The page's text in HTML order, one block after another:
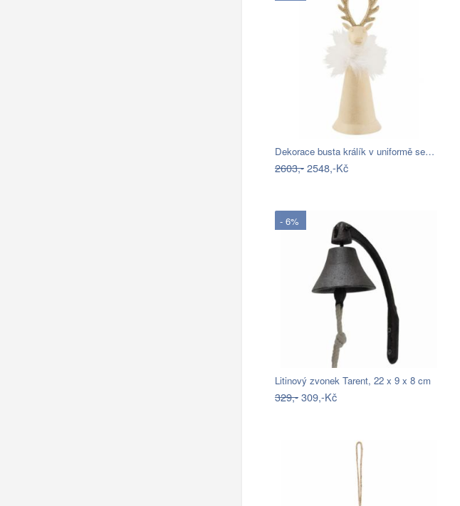
Dekorace busta králík v uniformě se…
2603,-2548,-Kč
- 6%
Litinový zvonek Tarent, 22 x 9 x 8 cm
329,-309,-Kč